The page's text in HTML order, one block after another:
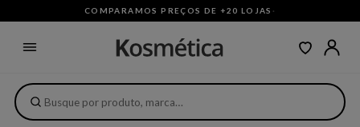
COMPARAMOS PREÇOS DE +20 LOJAS ·